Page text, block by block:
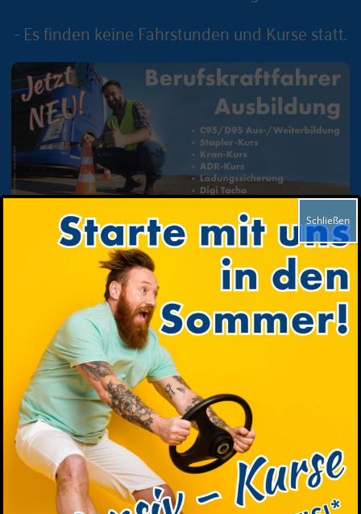
- Es finden keine Fahrstunden und Kurse statt.
Spaß
zum Führerschein
Jetzt schnell anmelden und einen Platz
sichern
STANDORTE
Hütteldorfer Str. 90, 1140 Wien
+43 (01) 9821372
Schließen